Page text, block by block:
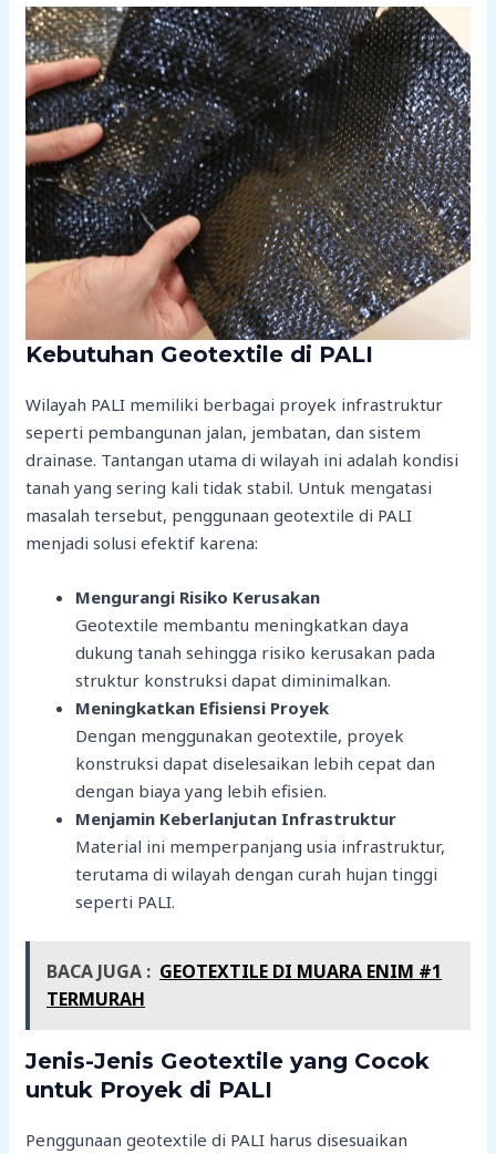
Kebutuhan Geotextile di PALI
Wilayah PALI memiliki berbagai proyek infrastruktur
seperti pembangunan jalan, jembatan, dan sistem
drainase. Tantangan utama di wilayah ini adalah kondisi
tanah yang sering kali tidak stabil. Untuk mengatasi
masalah tersebut, penggunaan geotextile di PALI
menjadi solusi efektif karena:
Mengurangi Risiko Kerusakan
Geotextile membantu meningkatkan daya
dukung tanah sehingga risiko kerusakan pada
struktur konstruksi dapat diminimalkan.
Meningkatkan Efisiensi Proyek
Dengan menggunakan geotextile, proyek
konstruksi dapat diselesaikan lebih cepat dan
dengan biaya yang lebih efisien.
Menjamin Keberlanjutan Infrastruktur
Material ini memperpanjang usia infrastruktur,
terutama di wilayah dengan curah hujan tinggi
seperti PALI.
BACA JUGA : GEOTEXTILE DI MUARA ENIM #1
TERMURAH
Jenis-Jenis Geotextile yang Cocok
untuk Proyek di PALI
Penggunaan geotextile di PALI harus disesuaikan